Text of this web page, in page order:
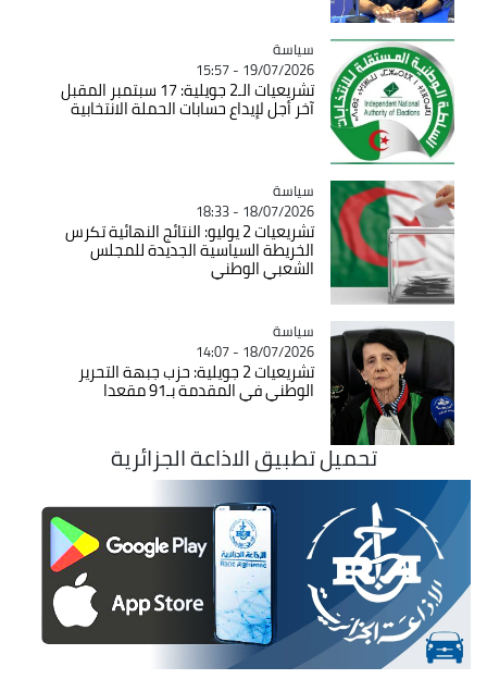
Catégorie
سياسة
19/07/2026 - 15:57
تشريعيات الـ2 جويلية: 17 سبتمبر المقبل
آخر أجل لإيداع حسابات الحملة الانتخابية
Catégorie
سياسة
18/07/2026 - 18:33
تشريعيات 2 يوليو: النتائج النهائية تكرس
الخريطة السياسية الجديدة للمجلس
الشعبي الوطني
Catégorie
سياسة
18/07/2026 - 14:07
تشريعيات 2 جويلية: حزب جبهة التحرير
الوطني في المقدمة بـ91 مقعدا
تحميل تطبيق الاذاعة الجزائرية